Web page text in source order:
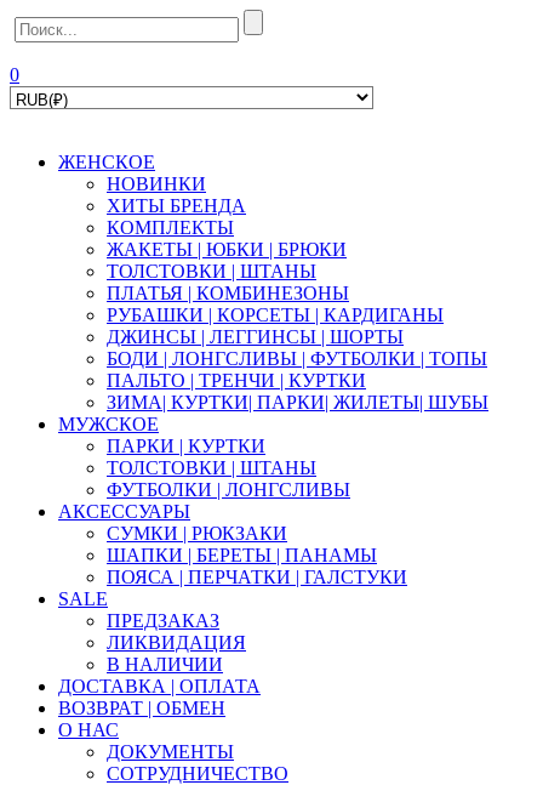
0
ЖЕНСКОЕ
НОВИНКИ
ХИТЫ БРЕНДА
КОМПЛЕКТЫ
ЖАКЕТЫ | ЮБКИ | БРЮКИ
ТОЛСТОВКИ | ШТАНЫ
ПЛАТЬЯ | КОМБИНЕЗОНЫ
РУБАШКИ | КOPСЕТЫ | КАРДИГАНЫ
ДЖИНСЫ | ЛЕГГИНСЫ | ШОРТЫ
БОДИ | ЛОНГСЛИВЫ | ФУТБОЛКИ | ТОПЫ
ПАЛЬТО | ТРЕНЧИ | КУРТКИ
ЗИМА| КУРТКИ| ПАРКИ| ЖИЛЕТЫ| ШУБЫ
МУЖСКОЕ
ПАРКИ | КУРТКИ
ТОЛСТОВКИ | ШТАНЫ
ФУТБОЛКИ | ЛОНГСЛИВЫ
АКСЕССУАРЫ
СУМКИ | РЮКЗАКИ
ШАПКИ | БЕРЕТЫ | ПАНАМЫ
ПОЯСА | ПЕРЧАТКИ | ГАЛСТУКИ
SALE
ПРЕДЗАКАЗ
ЛИКВИДАЦИЯ
В НАЛИЧИИ
ДОСТАВКА | ОПЛАТА
ВОЗВРАТ | ОБМЕН
О НАС
ДОКУМЕНТЫ
СОТРУДНИЧЕСТВО